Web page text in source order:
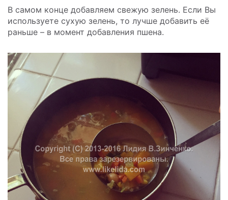
В самом конце добавляем свежую зелень. Если Вы
используете сухую зелень, то лучше добавить её
раньше – в момент добавления пшена.